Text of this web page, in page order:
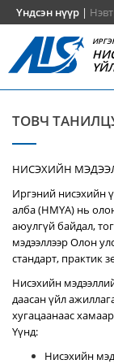
Үндсэн нүүр |
ТОВЧ
НИСЭХИЙН
Иргэний нисэхийн
алба (НМҮА) нь
аюулгүй байдал,
мэдээллээр Олон
стандарт, практик
Нисэхийн
даасан үйл
хугацаанаас
Үүнд:
Нисэхийн